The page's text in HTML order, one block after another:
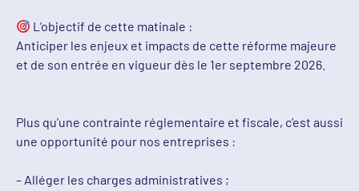
L’objectif de cette matinale :
Anticiper les enjeux et impacts de cette réforme majeure
et de son entrée en vigueur dès le 1er septembre 2026.
Plus qu’une contrainte réglementaire et fiscale, c’est aussi
une opportunité pour nos entreprises :
– Alléger les charges administratives ;